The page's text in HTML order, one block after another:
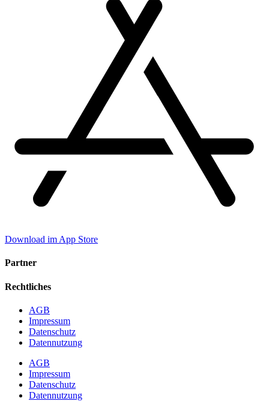
Download im App Store
Partner
Rechtliches
AGB
Impressum
Datenschutz
Datennutzung
AGB
Impressum
Datenschutz
Datennutzung